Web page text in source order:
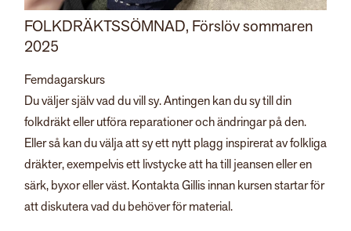
FOLKDRÄKTSSÖMNAD, Förslöv sommaren
2025
Femdagarskurs
Du väljer själv vad du vill sy. Antingen kan du sy till din
folkdräkt eller utföra reparationer och ändringar på den.
Eller så kan du välja att sy ett nytt plagg inspirerat av folkliga
dräkter, exempelvis ett livstycke att ha till jeansen eller en
särk, byxor eller väst. Kontakta Gillis innan kursen startar för
att diskutera vad du behöver för material.